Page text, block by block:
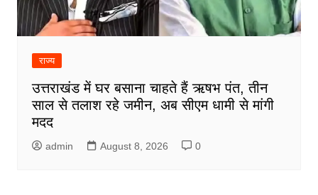
राज्य
उत्तराखंड में घर बसाना चाहते हैं ऋषभ पंत, तीन
साल से तलाश रहे जमीन, अब सीएम धामी से मांगी
मदद
admin August 8, 2026 0